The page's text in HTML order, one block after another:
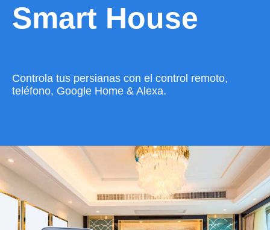
Smart House
Controla tus persianas con el control remoto,
teléfono, Google Home & Alexa.